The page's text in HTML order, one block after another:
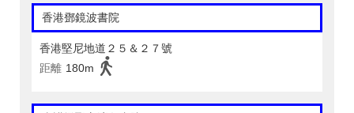
香港鄧鏡波書院
香港堅尼地道２５＆２７號
距離 180m